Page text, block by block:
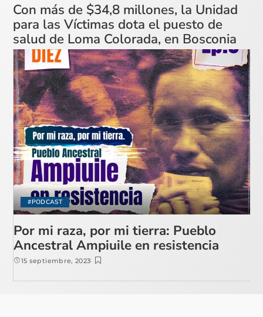
Con más de $34,8 millones, la Unidad
para las Víctimas dota el puesto de
salud de Loma Colorada, en Bosconia
#PODCAST
Por mi raza, por mi tierra: Pueblo
Ancestral Ampiuile en resistencia
15 septiembre, 2023